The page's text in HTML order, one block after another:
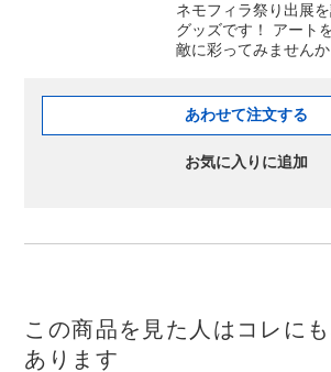
ネモフィラ祭り出展
グッズです！ アート
敵に彩ってみませんか
あわせて注文する
お気に入りに追加
この商品を見た人はコレに
あります